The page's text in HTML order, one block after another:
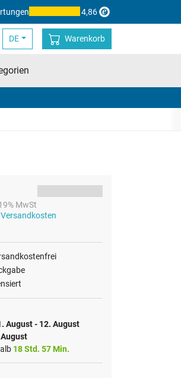
4,86
DE Warenkorb
MwSt
Versandkosten
August - 12. August
18 Std. 57 Min.